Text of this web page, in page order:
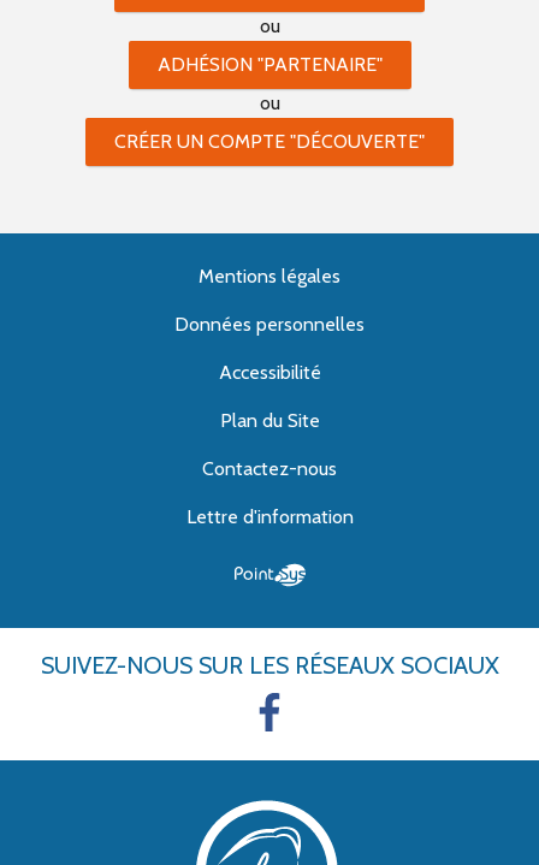
ou
ADHÉSION "PARTENAIRE"
ou
CRÉER UN COMPTE "DÉCOUVERTE"
Mentions légales
Données personnelles
Accessibilité
Plan du Site
Contactez-nous
Lettre d'information
SUIVEZ-NOUS SUR LES RÉSEAUX SOCIAUX